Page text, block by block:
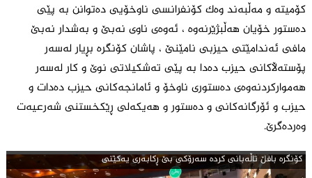
کۆمیتە و مەڵبەند وەک کۆنفرانسی ناوخۆیی دەتوانن بە پێی
دەستور خۆیان هەڵبژێرنەوە ، ئەوەی ناوی نەبێ و بەشدار نەبێ
مافی ئەندامێتی حیزبی نامێنێ ، پاشان کۆنگرە بڕیار لەسەر
پۆستەڵاکانی حیزب دەدا بە پێی تەشکیلاتی نوێ و کار لەسەر
هەموارکردنەوەی دەستوری ناوخۆ و ئامانجەکانی حیزب دەدات و
حیزب و ئۆرگانەکانی و دەستور و هەیکەلی ڕێکخستنی شەرعیەت
وەردەگرێ.
كۆنگره‌ بافڵ تاڵه‌بانی كرده‌ سه‌رۆكی بێ ڕكابه‌ری یه‌كێتی